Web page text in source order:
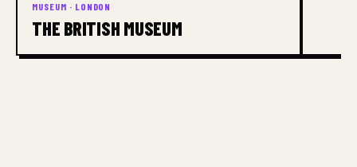
MUSEUM · LONDON
THE BRITISH MUSEUM